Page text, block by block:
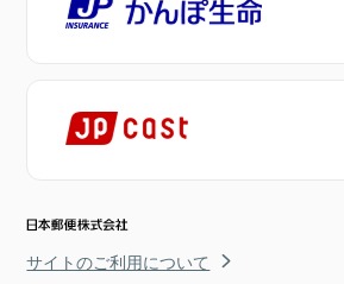
サイトのご利用について